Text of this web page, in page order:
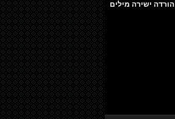
משה קליין - ווקאלי 2026 מיני אלבום להורדה (חדש ובלעדי) F2H הורדה ישירה מילים